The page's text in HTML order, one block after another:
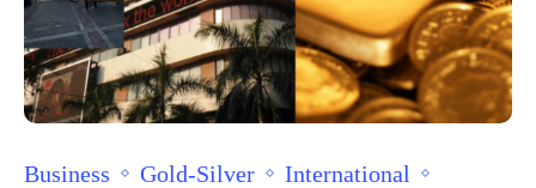
Business Gold-Silver
International